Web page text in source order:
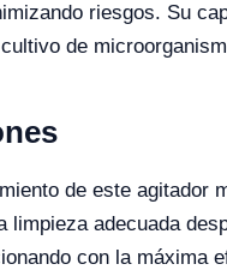
riesgos. Su
de
de este agitador
limpieza adecuada
con la máxima